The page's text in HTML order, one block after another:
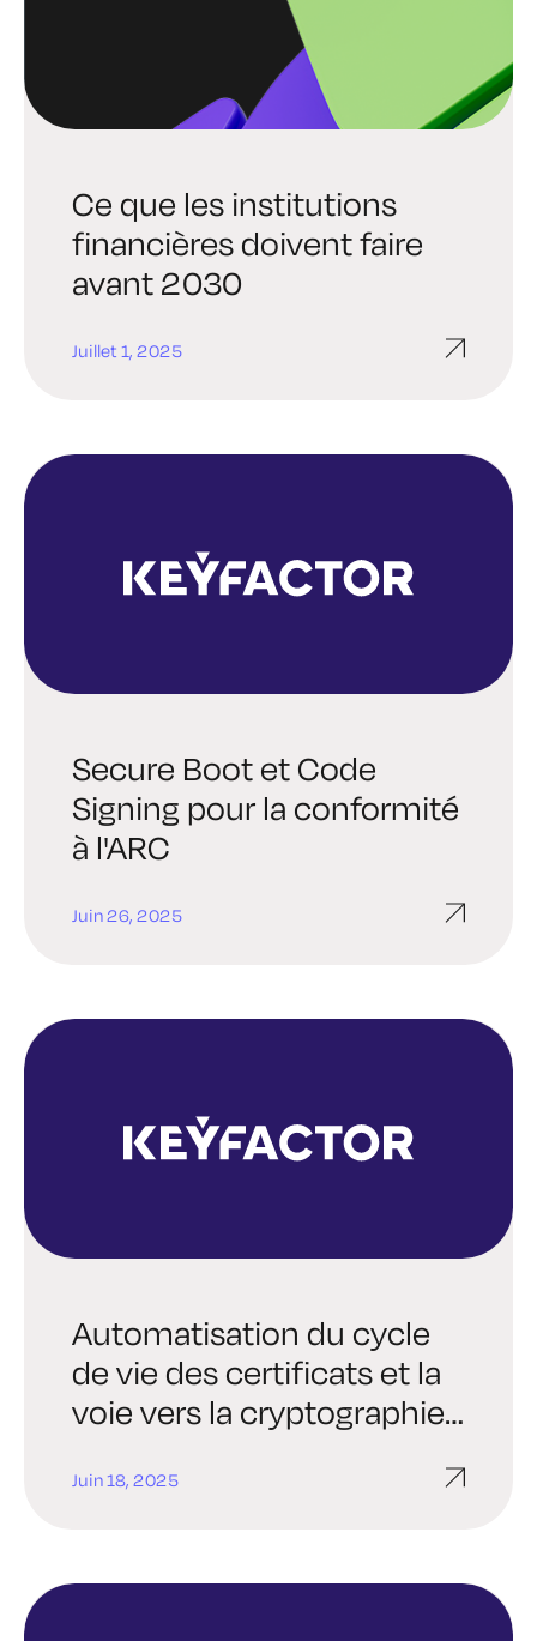
Ce que les institutions
financières doivent faire
avant 2030
Juillet 1, 2025
Secure Boot et Code
Signing pour la conformité
à l'ARC
Juin 26, 2025
Automatisation du cycle
de vie des certificats et la
voie vers la cryptographie
avec F5
Juin 18, 2025